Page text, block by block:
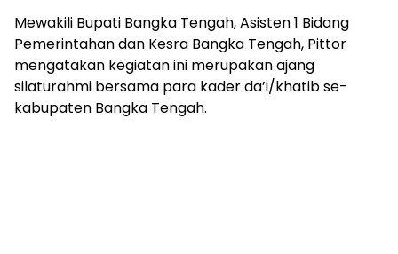
Mewakili Bupati Bangka Tengah, Asisten 1 Bidang
Pemerintahan dan Kesra Bangka Tengah, Pittor
mengatakan kegiatan ini merupakan ajang
silaturahmi bersama para kader da’i/khatib se-
kabupaten Bangka Tengah.